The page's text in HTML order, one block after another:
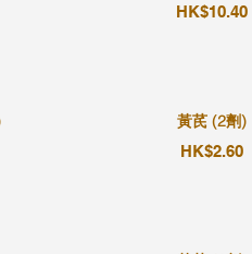
HK$10.40
黃芪 (2劑)
HK$2.60